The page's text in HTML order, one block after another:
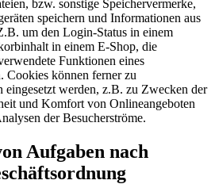
bzw. sonstige Speichervermerke,
speichern und Informationen aus
um den Login-Status in einem
in einem E-Shop, die
Funktionen eines
Cookies können ferner zu
eingesetzt werden, z.B. zu Zwecken der
und Komfort von Onlineangeboten
der Besucherströme.
Aufgaben nach